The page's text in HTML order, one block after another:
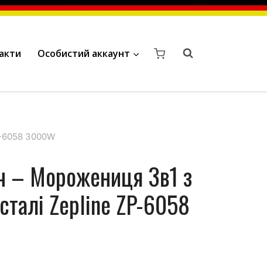
Особистий аккаунт
6058 3000W
– Морожениця 3в1 з
Zepline ZP-6058